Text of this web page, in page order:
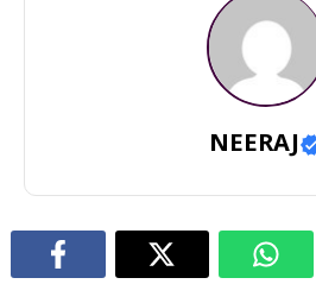
NEERAJ